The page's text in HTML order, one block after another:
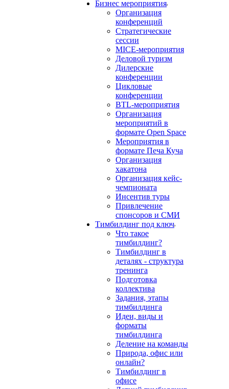
Бизнес мероприятия
Организация
конференций
Стратегические
сессии
MICE-мероприятия
Деловой туризм
Дилерские
конференции
Цикловые
конференции
BTL-мероприятия
Организация
мероприятий в
формате Open Space
Мероприятия в
формате Печа Куча
Организация
хакатона
Организация кейс-
чемпионата
Инсентив туры
Привлечение
спонсоров и СМИ
Тимбилдинг под ключ
Что такое
тимбилдинг?
Тимбилдинг в
деталях - структура
тренинга
Подготовка
коллектива
Задания, этапы
тимбилдинга
Идеи, виды и
форматы
тимбилдинга
Деление на команды
Природа, офис или
онлайн?
Тимбилдинг в
офисе